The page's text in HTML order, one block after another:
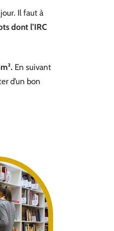
Il faut à
dont l’IRC
En suivant
d’un bon